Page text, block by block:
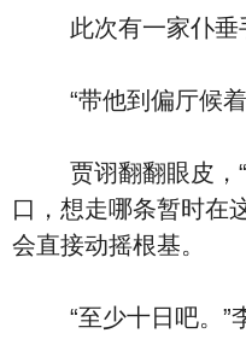
此次有一家仆垂手
“带他到偏厅候着。
贾诩翻翻眼皮，“
口，想走哪条暂时在
会直接动摇根基。
“至少十日吧。”李